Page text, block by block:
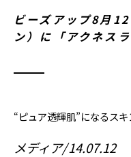
ビーズアップ8月
ン）に「アクネス
“ピュア透輝肌”になるス
メディア 14.07.12